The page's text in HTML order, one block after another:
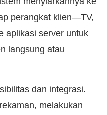
perangkat klien—TV,
aplikasi server untuk
langsung atau
dan integrasi.
melakukan